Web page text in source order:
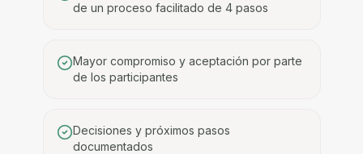
de un proceso facilitado de 4 pasos
Mayor compromiso y aceptación por parte
de los participantes
Decisiones y próximos pasos
documentados